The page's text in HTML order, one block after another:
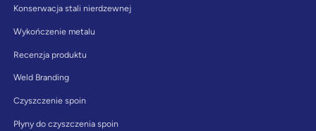
Konserwacja stali nierdzewnej
Wykończenie metalu
Recenzja produktu
Weld Branding
Czyszczenie spoin
Płyny do czyszczenia spoin